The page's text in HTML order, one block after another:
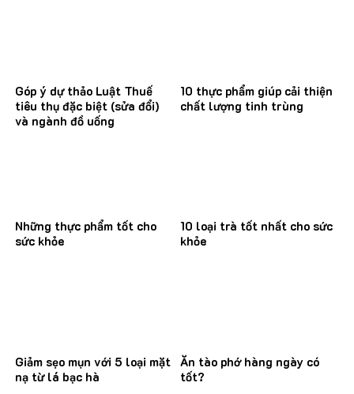
Góp ý dự thảo Luật Thuế
tiêu thụ đặc biệt (sửa đổi)
và ngành đồ uống
10 thực phẩm giúp cải thiện
chất lượng tinh trùng
Những thực phẩm tốt cho
sức khỏe
10 loại trà tốt nhất cho sức
khỏe
Giảm sẹo mụn với 5 loại mặt
nạ từ lá bạc hà
Ăn tào phớ hàng ngày có
tốt?